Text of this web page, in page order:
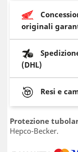
originali
(DHL)
Resi e
Protezione
Hepco-Becker.